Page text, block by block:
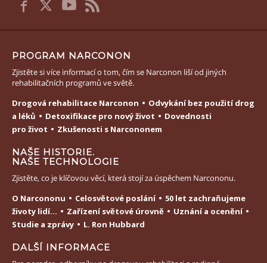
PROGRAM NARCONON
Zjistěte si více informací o tom, čím se Narconon liší od jiných
rehabilitačních programů ve světě.
Drogová rehabilitace Narconon
Odvykání bez použití drog
a léků
Detoxifikace pro nový život
Dovednosti
pro život
Zkušenosti s Narcononem
NAŠE HISTORIE.
NAŠE TECHNOLOGIE
Zjistěte, co je klíčovou věcí, která stojí za úspěchem Narcononu.
O Narcononu
Celosvětové poslání
50 let zachraňujeme
životy lidí...
Zařízení světové úrovně
Uznání a ocenění
Studie a zprávy
L. Ron Hubbard
DALŠÍ INFORMACE